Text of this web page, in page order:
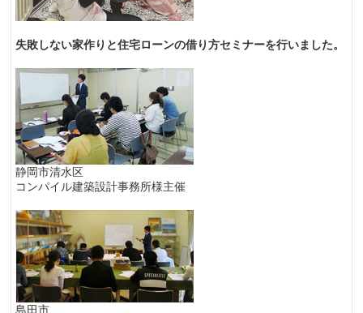
失敗しない家作りと住宅ローンの借り方セミナーを行いました。
静岡市清水区
コンパイル建築設計事務所様主催
島田市